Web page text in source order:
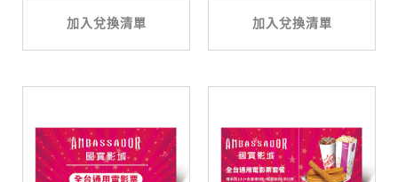
加入兌換清單 加入兌換清單